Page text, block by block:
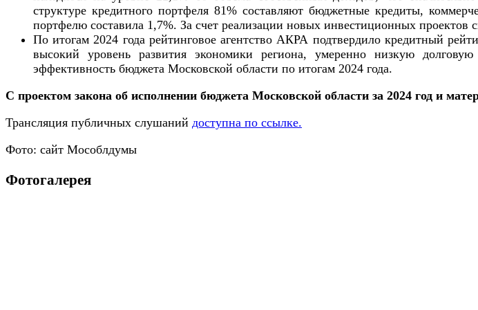
структуре кредитного портфеля 81% составляют бюджетные кредиты,
портфелю составила 1,7%. За счет реализации новых инвестиционных
По итогам 2024 года рейтинговое агентство АКРА подтвердило кредитный
высокий уровень развития экономики региона, умеренно низкую
эффективность бюджета Московской области по итогам 2024 года.
С проектом закона об исполнении бюджета Московской области за 2024 год и
Трансляция публичных слушаний доступна по ссылке.
Фото: сайт Мособлдумы
Фотогалерея